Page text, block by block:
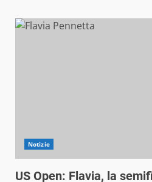
Notizie
US Open: Flavia, la